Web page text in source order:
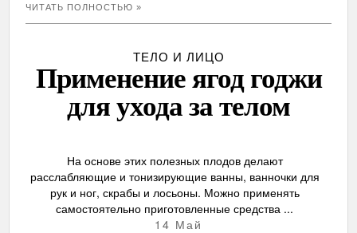
ЧИТАТЬ ПОЛНОСТЬЮ »
ТЕЛО И ЛИЦО
Применение ягод годжи
для ухода за телом
На основе этих полезных плодов делают
расслабляющие и тонизирующие ванны, ванночки для
рук и ног, скрабы и лосьоны. Можно применять
самостоятельно приготовленные средства ...
14 Май